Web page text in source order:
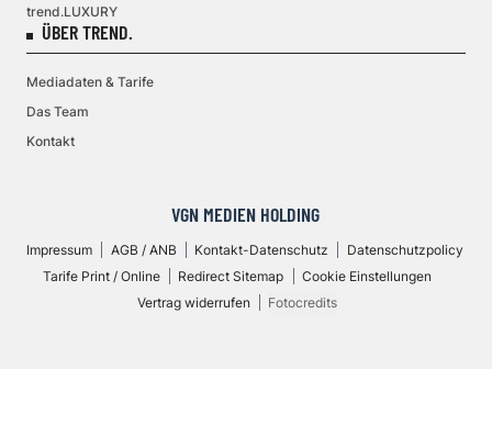
trend.LUXURY
ÜBER TREND.
Mediadaten & Tarife
Das Team
Kontakt
VGN MEDIEN HOLDING
Impressum AGB / ANB Kontakt-Datenschutz
Datenschutzpolicy
Tarife Print / Online
Redirect Sitemap
Cookie Einstellungen
Vertrag widerrufen
Fotocredits